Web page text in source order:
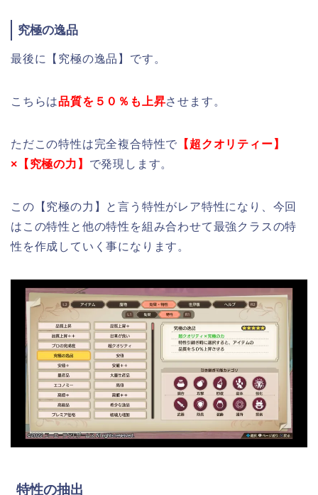
究極の逸品
最後に【究極の逸品】です。
こちらは品質を５０％も上昇させます。
ただこの特性は完全複合特性で 【超クオリティー】
×【究極の力】 で発現します。
この【究極の力】と言う特性がレア特性になり、今回
はこの特性と他の特性を組み合わせて最強クラスの特
性を作成していく事になります。
特性の抽出